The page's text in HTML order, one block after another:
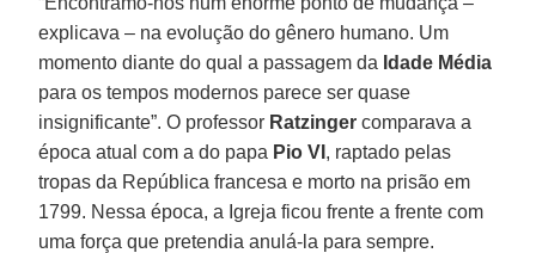
explicava – na evolução do gênero humano. Um
momento diante do qual a passagem da Idade Média
para os tempos modernos parece ser quase
insignificante”. O professor Ratzingercomparava a
época atual com a do papa Pio VI , raptado pelas
tropas da República francesa e morto na prisão em
1799. Nessa época, a Igreja ficou frente a frente com
uma força que pretendia anulá-la para sempre.